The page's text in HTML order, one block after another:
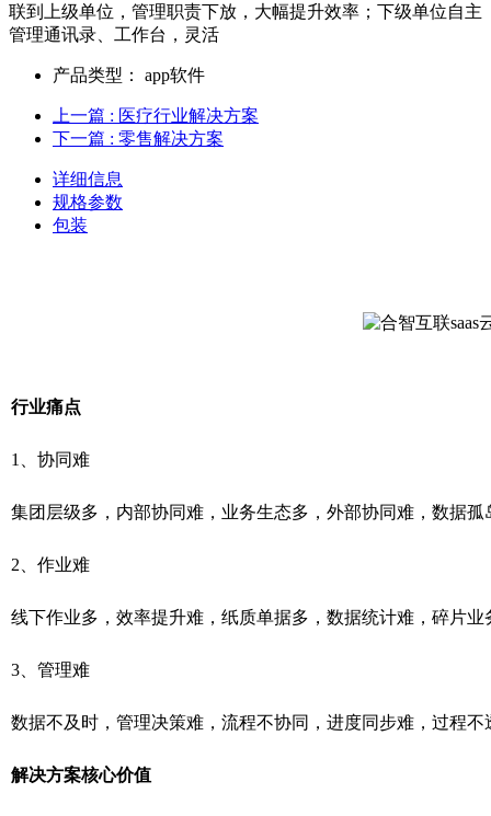
联到上级单位，管理职责下放，大幅提升效率；下级单位自主
管理通讯录、工作台，灵活
产品类型： app软件
上一篇 : 医疗行业解决方案
下一篇 : 零售解决方案
详细信息
规格参数
包装
行业痛点
1、协同难
集团层级多，内部协同难，业务生态多，外部协同难，数据孤
2、作业难
线下作业多，效率提升难，纸质单据多，数据统计难，碎片业
3、管理难
数据不及时，管理决策难，流程不协同，进度同步难，过程不
解决方案核心价值